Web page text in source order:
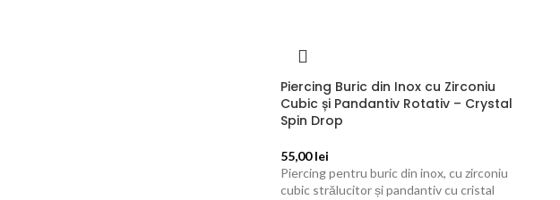
Piercing Buric din Inox cu Zirconiu
Cubic și Pandantiv Rotativ – Crystal
Spin Drop
55,00lei
Piercing pentru buric din inox, cu zirconiu
cubic strălucitor și pandantiv cu cristal